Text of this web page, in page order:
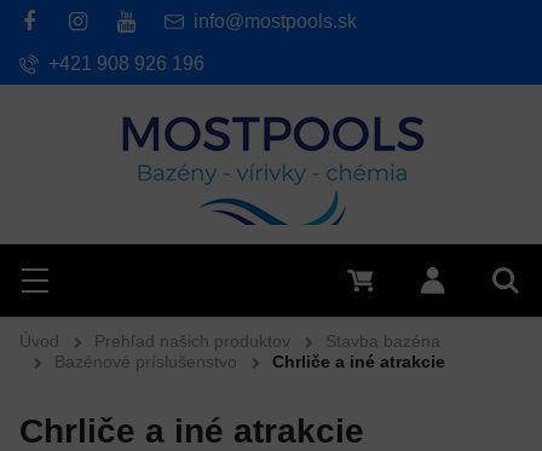
Hľadať
Menu Prihlásiť
info@mostpools.sk
+421 908 926 196
Úvod Prehľad našich produktov
Stavba bazéna
Bazénové príslušenstvo
Chrliče a iné atrakcie
Chrliče a iné atrakcie